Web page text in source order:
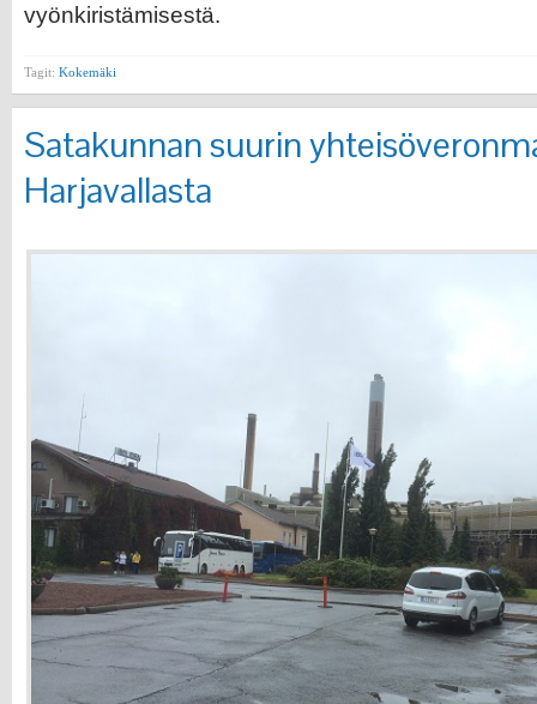
vyönkiristämisestä.
Tagit: Kokemäki
Satakunnan suurin
Harjavallasta